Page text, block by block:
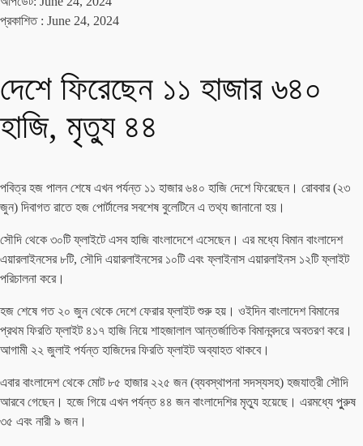
প্রকাশিত : June 24, 2024
দেশে ফিরেছেন ১১ হাজার ৬৪০
হাজি, মৃত্যু ৪৪
পবিত্র হজ পালন শেষে এখন পর্যন্ত ১১ হাজার ৬৪০ হাজি দেশে ফিরেছেন। রোববার (২৩
জুন) দিবাগত রাতে হজ পোর্টালের সবশেষ বুলেটিনে এ তথ্য জানানো হয়।
সৌদি থেকে ৩০টি ফ্লাইটে এসব হাজি বাংলাদেশে এসেছেন। এর মধ্যে বিমান বাংলাদেশ
এয়ারলাইনসের ৮টি, সৌদি এয়ারলাইনসের ১০টি এবং ফ্লাইনাস এয়ারলাইনস ১২টি ফ্লাইট
পরিচালনা করে।
হজ শেষে গত ২০ জুন থেকে দেশে ফেরার ফ্লাইট শুরু হয়। ওইদিন বাংলাদেশ বিমানের
প্রথম ফিরতি ফ্লাইট ৪১৭ হাজি নিয়ে শাহজালাল আন্তর্জাতিক বিমানবন্দরে অবতরণ করে।
আগামী ২২ জুলাই পর্যন্ত হাজিদের ফিরতি ফ্লাইট অব্যাহত থাকবে।
এবার বাংলাদেশ থেকে মোট ৮৫ হাজার ২২৫ জন (ব্যবস্থাপনা সদস্যসহ) হজযাত্রী সৌদি
আরবে গেছেন। হজে গিয়ে এখন পর্যন্ত ৪৪ জন বাংলাদেশির মৃত্যু হয়েছে। এরমধ্যে পুুরুষ
৩৫ এবং নারী ৯ জন।